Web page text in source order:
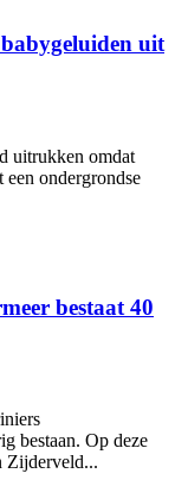
uit
uitrukken omdat
een ondergrondse
bestaat 40
bestaan. Op deze
Zijderveld...